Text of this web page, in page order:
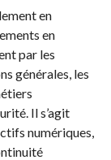
en
en
par les
générales, les
Il s’agit
numériques,